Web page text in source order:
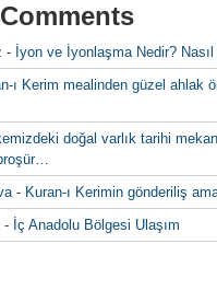
- İyon ve İyonlaşma Nedir? Nasıl
ı Kerim mealinden güzel ahlak
doğal varlık tarihi
- Kuran-ı Kerimin gönderiliş
- İç Anadolu Bölgesi Ulaşım